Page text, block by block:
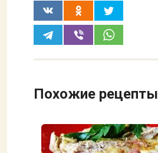
Похожие рецепты